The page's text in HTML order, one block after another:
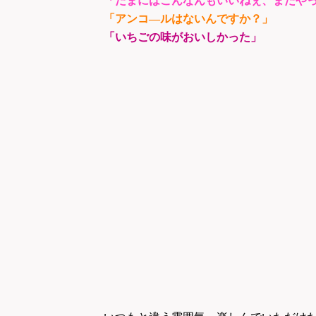
「アンコ―ルはないんですか？」
「いちごの味がおいしかった」